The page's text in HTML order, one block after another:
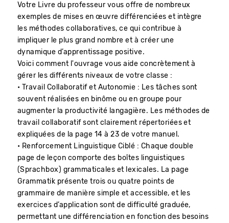
Votre Livre du professeur vous offre de nombreux
exemples de mises en œuvre différenciées et intègre
les méthodes collaboratives, ce qui contribue à
impliquer le plus grand nombre et à créer une
dynamique d’apprentissage positive.
Voici comment l'ouvrage vous aide concrètement à
gérer les différents niveaux de votre classe :
• Travail Collaboratif et Autonomie : Les tâches sont
souvent réalisées en binôme ou en groupe pour
augmenter la productivité langagière. Les méthodes de
travail collaboratif sont clairement répertoriées et
expliquées de la page 14 à 23 de votre manuel.
• Renforcement Linguistique Ciblé : Chaque double
page de leçon comporte des boîtes linguistiques
(Sprachbox) grammaticales et lexicales. La page
Grammatik présente trois ou quatre points de
grammaire de manière simple et accessible, et les
exercices d’application sont de difficulté graduée,
permettant une différenciation en fonction des besoins